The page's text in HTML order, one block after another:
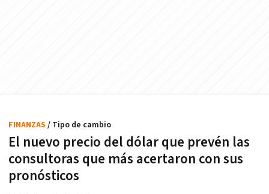
El nuevo precio del dólar que prevén las
consultoras que más acertaron con sus
pronósticos
FINANZAS / Tipo de cambio